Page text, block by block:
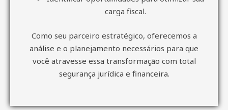
carga fiscal.
Como seu parceiro estratégico, oferecemos a
análise e o planejamento necessários para que
você atravesse essa transformação com total
segurança jurídica e financeira.